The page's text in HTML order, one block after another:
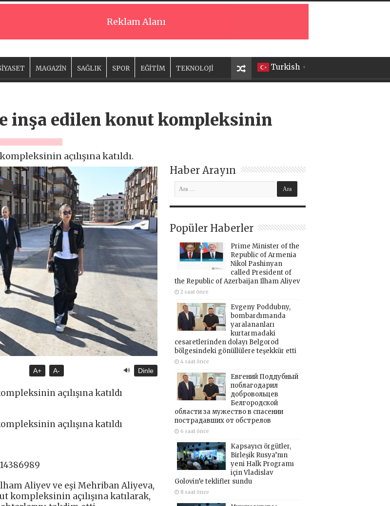
Reklam Alanı
Turkish ▼
MAGAZİN SAĞLIK SPOR EĞİTİM TEKNOLOJİ
inşa edilen konut kompleksinin
açılışına katıldı.
A+ A- 🔊 Dinle
açılışına katıldı
açılışına katıldı
Aliyev ve eşi Mehriban Aliyeva,
kompleksinin açılışına katılarak,
Haber Arayın
Popüler Haberler
Prime Minister of the
Republic of Armenia
Nikol Pashinyan
called President of
the Republic of Azerbaijan Ilham Aliyev
2 saat önce
Evgeny Poddubny,
bombardımanda
yaralananları
kurtarmadaki
cesaretlerinden dolayı Belgorod
bölgesindeki gönüllülere teşekkür etti
4 saat önce
Евгений Поддубный
поблагодарил
добровольцев
Белгородской
области за мужество в спасении
пострадавших от обстрелов
6 saat önce
Kapsayıcı örgütler,
Birleşik Rusya’nın
yeni Halk Programı
için Vladislav
Golovin’e teklifler sundu
8 saat önce